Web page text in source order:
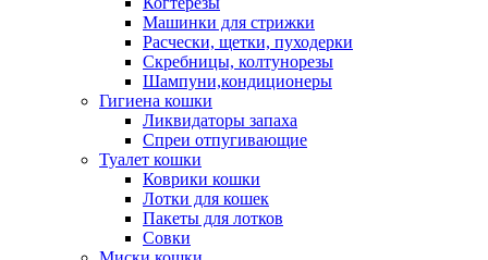
Машинки для стрижки
Расчески, щетки, пуходерки
Скребницы, колтунорезы
Шампуни,кондиционеры
Гигиена кошки
Ликвидаторы запаха
Спреи отпугивающие
Туалет кошки
Коврики кошки
Лотки для кошек
Пакеты для лотков
Совки